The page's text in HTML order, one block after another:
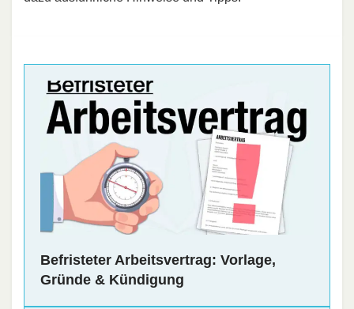
Befristeter Arbeitsvertrag: Vorlage,
Gründe & Kündigung